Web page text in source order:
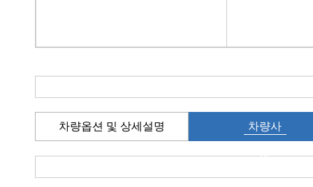
차량옵션 및 상세설명 차량사
진